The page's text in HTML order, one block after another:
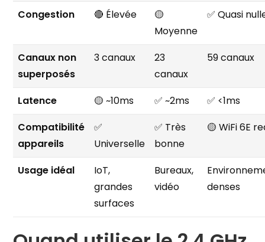
Congestion 🔴 Élevée
🟡
Moyenne
✅ Quasi
Canaux non
superposés
3 canaux
23
canaux
59 canaux
Latence 🟡 ~10ms ✅ ~2ms
✅ <1ms
Compatibilité
appareils
✅
Universelle
✅ Très
bonne
🟡 WiFi 6E
Usage idéal
IoT,
grandes
surfaces
Bureaux,
vidéo
denses